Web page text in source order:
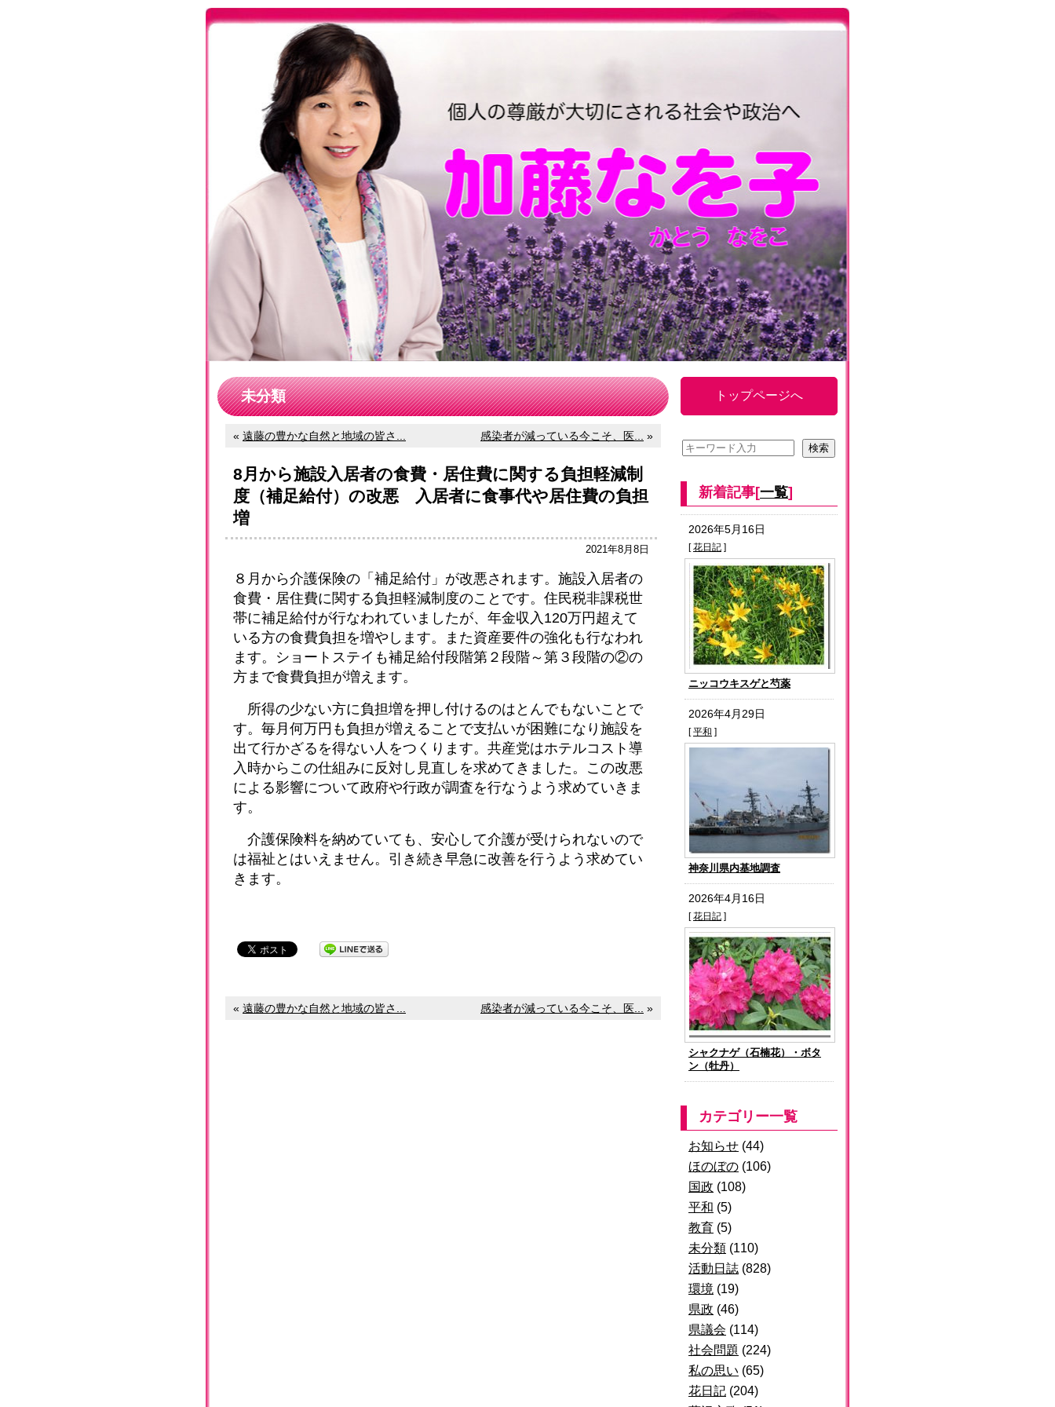
未分類
« 遠藤の豊かな自然と地域の皆さ... 感染者が減っている今こそ、医... »
8月から施設入居者の食費・居住費に関する負担軽減制
度（補足給付）の改悪 入居者に食事代や居住費の負担
増
2021年8月8日
８月から介護保険の「補足給付」が改悪されます。施設入居者の
食費・居住費に関する負担軽減制度のことです。住民税非課税世
帯に補足給付が行なわれていましたが、年金収入120万円超えて
いる方の食費負担を増やします。また資産要件の強化も行なわれ
ます。ショートステイも補足給付段階第２段階～第３段階の②の
方まで食費負担が増えます。
所得の少ない方に負担増を押し付けるのはとんでもないことで
す。毎月何万円も負担が増えることで支払いが困難になり施設を
出て行かざるを得ない人をつくります。共産党はホテルコスト導
入時からこの仕組みに反対し見直しを求めてきました。この改悪
による影響について政府や行政が調査を行なうよう求めていきま
す。
介護保険料を納めていても、安心して介護が受けられないので
は福祉とはいえません。引き続き早急に改善を行うよう求めてい
きます。
« 遠藤の豊かな自然と地域の皆さ... 感染者が減っている今こそ、医... »
トップページへ
新着記事[一覧]
2026年5月16日
[花日記 ]
ニッコウキスゲと芍薬
2026年4月29日
[平和 ]
神奈川県内基地調査
2026年4月16日
[花日記 ]
シャクナゲ（石楠花）・ボタ
ン（牡丹）
カテゴリー一覧
お知らせ (44)
ほのぼの (106)
国政 (108)
平和 (5)
教育 (5)
未分類 (110)
活動日誌 (828)
環境 (19)
県政 (46)
県議会 (114)
社会問題 (224)
私の思い (65)
花日記 (204)